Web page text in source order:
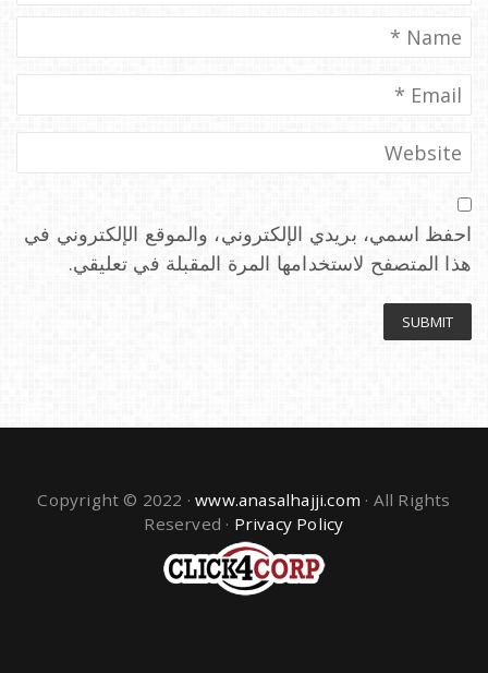
احفظ اسمي، بريدي الإلكتروني، والموقع الإلكتروني في
هذا المتصفح لاستخدامها المرة المقبلة في تعليقي.
Copyright © 2022 ·www.anasalhajji.com · All Rights
Reserved · Privacy Policy